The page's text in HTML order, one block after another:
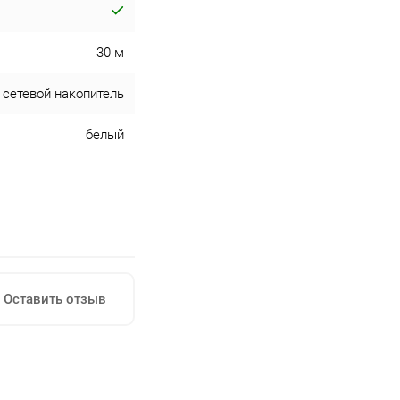
30 м
накопитель
белый
Оставить отзыв